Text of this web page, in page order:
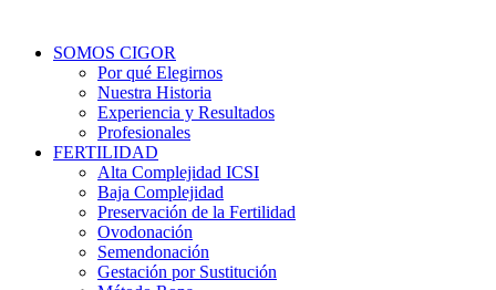
Close
SOMOS CIGOR
Por qué Elegirnos
Nuestra Historia
Experiencia y Resultados
Profesionales
FERTILIDAD
Alta Complejidad ICSI
Baja Complejidad
Preservación de la Fertilidad
Ovodonación
Semendonación
Gestación por Sustitución